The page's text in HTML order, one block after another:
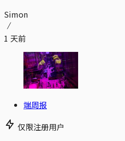
Simon
1 天前
端周报
仅限注册用户